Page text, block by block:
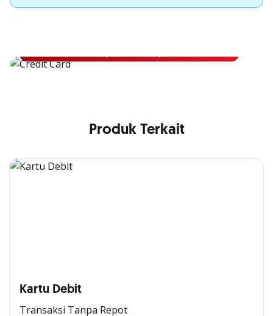
Apply Kartu Kredit OCBC NISP
Produk Terkait
Kartu Debit
Transaksi Tanpa Repot